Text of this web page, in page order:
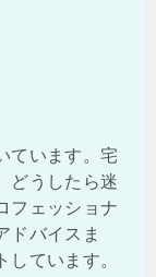
ています。宅
どうしたら迷
フェッショナ
ドバイスま
ています。